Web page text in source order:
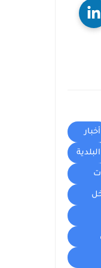
أخبار
البلدية